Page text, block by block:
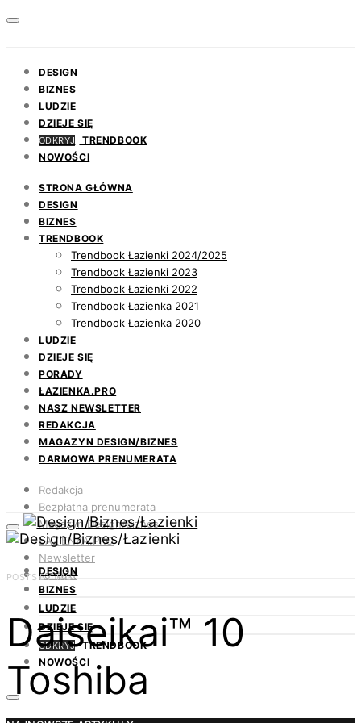
DESIGN
BIZNES
LUDZIE
DZIEJE SIĘ
ODKRYJ
TRENDBOOK
NOWOŚCI
STRONA GŁÓWNA
DESIGN
BIZNES
TRENDBOOK
Trendbook Łazienki 2024/2025
Trendbook Łazienki 2023
Trendbook Łazienki 2022
Trendbook Łazienka 2021
Trendbook Łazienka 2020
LUDZIE
DZIEJE SIĘ
PORADY
ŁAZIENKA.PRO
NASZ NEWSLETTER
REDAKCJA
MAGAZYN DESIGN/BIZNES
DARMOWA PRENUMERATA
Redakcja
Bezpłatna prenumerata
Magazyn Design/Biznes
ŁAZIENKA.PRO
Newsletter
Kontakt
DESIGN
BIZNES
LUDZIE
DZIEJE SIĘ
ODKRYJ TRENDBOOK
NOWOŚCI
POSTS BY TAG
Daiseikai™ 10
Toshiba